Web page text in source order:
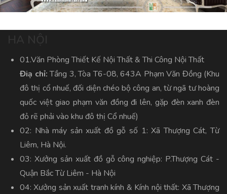
01.Văn Phòng Thiết Kế Nội Thất & Thi Công Nội Thất
Điạ chỉ:Tầng 3, Tòa T6-08, 643A Phạm Văn Đồng (Khu
đô thị cổ nhuế, đối diện chéo bộ công an, từ ngã tư hoàng
quốc việt giao phạm văn đồng đi lên, gặp đèn xanh đèn
đỏ rẽ phải vào khu đô thị Cổ nhuế)
02: Nhà máy sản xuất đồ gỗ số 1: Xã Thượng Cát, Từ
Liêm, Hà Nội.
03: Xưởng sản xuất đồ gỗ công nghiệp: P.Thượng Cát -
Quận Bắc Từ Liêm - Hà Nội
04: Xưởng sản xuất tranh kính & Kính nội thất: Xã Thượng